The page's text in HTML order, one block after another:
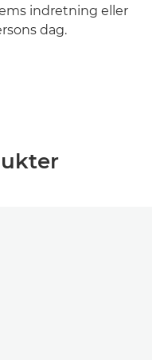
indretning eller
dag.